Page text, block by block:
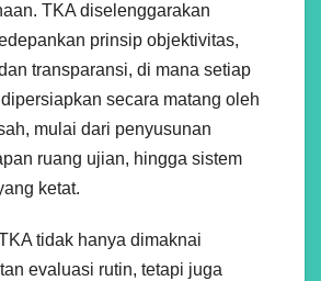
TKA diselenggarakan
prinsip objektivitas,
transparansi, di mana setiap
secara matang oleh
mulai dari penyusunan
ruang ujian, hingga sistem
ketat.
tidak hanya dimaknai
evaluasi rutin, tetapi juga